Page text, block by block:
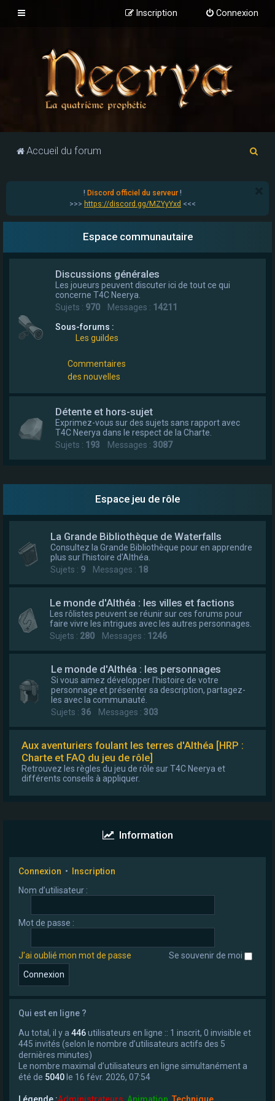
Connexion
Inscription
Accueil du forum
! Discord officiel du serveur!
>>> https://discord.gg/MZYyYxd <<<
Espace communautaire
Discussions générales
Les joueurs peuvent discuter ici de tout ce qui
concerne T4C Neerya.
Sujets : 970 Messages : 14211
Sous-forums :
Les guildes
Commentaires
des nouvelles
Détente et hors-sujet
Exprimez-vous sur des sujets sans rapport avec
T4C Neerya dans le respect de la Charte.
Sujets : 193 Messages : 3087
Espace jeu de rôle
La Grande Bibliothèque de Waterfalls
Consultez la Grande Bibliothèque pour en apprendre
plus sur l'histoire d'Althéa.
Sujets : 9 Messages : 18
Le monde d'Althéa : les villes et factions
Les rôlistes peuvent se réunir sur ces forums pour
faire vivre les intrigues avec les autres personnages.
Sujets : 280 Messages : 1246
Le monde d'Althéa : les personnages
Si vous aimez développer l'histoire de votre
personnage et présenter sa description, partagez-
les avec la communauté.
Sujets : 36 Messages : 303
Aux aventuriers foulant les terres d'Althéa [HRP :
Charte et FAQ du jeu de rôle]
Retrouvez les règles du jeu de rôle sur T4C Neerya et
différents conseils à appliquer.
Information
Connexion •
Inscription
Nom d’utilisateur :
Mot de passe :
J’ai oublié mon mot de passe Se souvenir de moi
Qui est en ligne ?
Au total, il y a 446utilisateurs en ligne :: 1 inscrit, 0 invisible et
445 invités (selon le nombre d’utilisateurs actifs des 5
dernières minutes)
Le nombre maximal d’utilisateurs en ligne simultanément a
été de 5040 le 16 févr. 2026, 07:54